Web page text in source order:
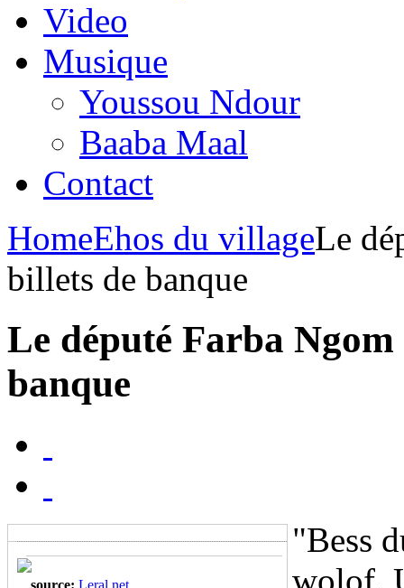
Video
Musique
Youssou Ndour
Baaba Maal
Contact
HomeEhos du villageLe
billets de banque
Le député Farba
banque
source: Leral.net
"Bess
wolof.